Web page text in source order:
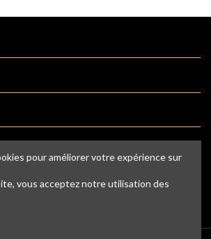
pour améliorer votre expérience sur
vous acceptez notre utilisation des